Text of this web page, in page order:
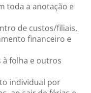
toda a anotação e
de custos/filiais,
financeiro e
à folha e outros
individual por